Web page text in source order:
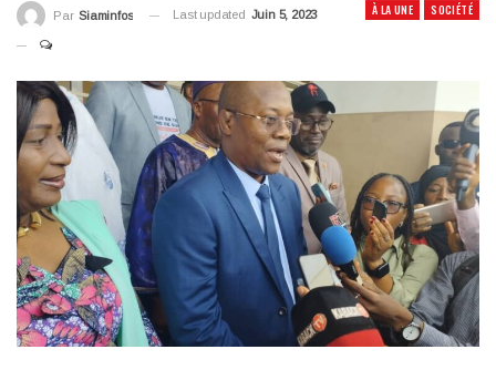
À LA UNE SOCIÉTÉ
Par Siaminfos Last updated Juin 5, 2023